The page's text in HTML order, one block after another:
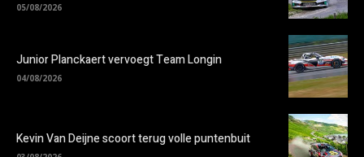
05/08/2026
Junior Planckaert vervoegt Team Longin
04/08/2026
Kevin Van Deijne scoort terug volle puntenbuit